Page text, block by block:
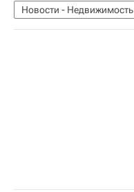
Новости - Недвижимость
Строительство